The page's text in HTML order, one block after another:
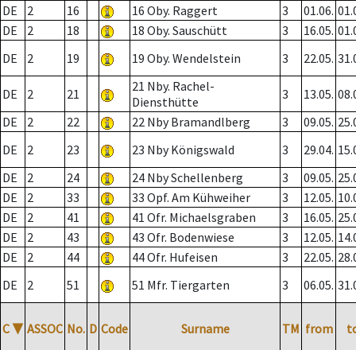
DE
2 16 16 Oby. Raggert 3 01.06.
DE
2 18 18 Oby. Sauschütt 3 16.05.
DE
2 19 19 Oby. Wendelstein 3 22.05.
DE 2 21
21 Nby. Rachel-
Diensthütte
3 13.05.
DE
2 22 22 Nby Bramandlberg 3 09.05.
DE
2 23 23 Nby Königswald 3 29.04.
DE
2 24 24 Nby Schellenberg 3 09.05.
DE
2 33 33 Opf. Am Kühweiher 3 12.05.
DE
2 41 41 Ofr. Michaelsgraben 3 16.05.
DE
2 43 43 Ofr. Bodenwiese 3 12.05.
DE
2 44 44 Ofr. Hufeisen 3 22.05.
DE
2 51 51 Mfr. Tiergarten 3 06.05.
C ▼ ASSOC No. D Code Surname TM from